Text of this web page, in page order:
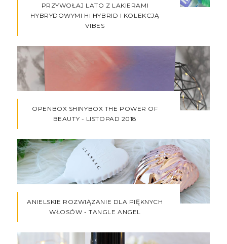
PRZYWOŁAJ LATO Z LAKIERAMI
HYBRYDOWYMI HI HYBRID I KOLEKCJĄ
VIBES
OPENBOX SHINYBOX THE POWER OF
BEAUTY - LISTOPAD 2018
ANIELSKIE ROZWIĄZANIE DLA PIĘKNYCH
WŁOSÓW - TANGLE ANGEL